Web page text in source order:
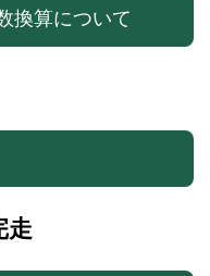
換算について
走